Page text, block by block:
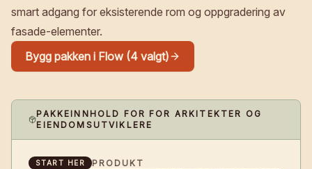
smart adgang for eksisterende rom og oppgradering av
fasade-elementer.
Bygg pakken i Flow (4 valgt)
PAKKEINNHOLD FOR FOR ARKITEKTER OG
EIENDOMSUTVIKLERE
START HER PRODUKT